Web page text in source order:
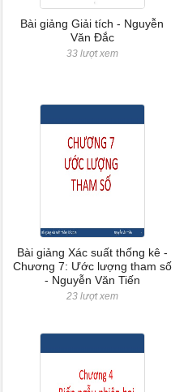
Bài giảng Giải tích - Nguyễn
Văn Đắc
33 lượt xem
Bài giảng Xác suất thống kê -
Chương 7: Ước lượng tham số
- Nguyễn Văn Tiến
23 lượt xem